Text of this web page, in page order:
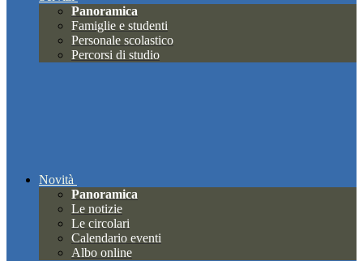
Panoramica
Famiglie e studenti
Personale scolastico
Percorsi di studio
Novità
Panoramica
Le notizie
Le circolari
Calendario eventi
Albo online